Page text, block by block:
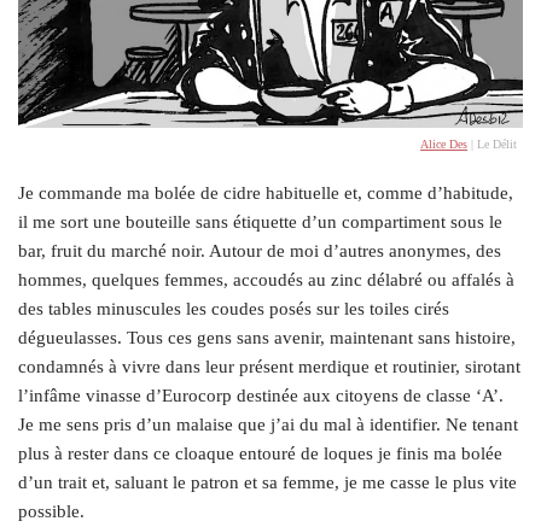
Alice Des | Le Délit
Je commande ma bolée de cidre habituelle et, comme d’habitude,
il me sort une bouteille sans étiquette d’un compartiment sous le
bar, fruit du marché noir. Autour de moi d’autres anonymes, des
hommes, quelques femmes, accoudés au zinc délabré ou affalés à
des tables minuscules les coudes posés sur les toiles cirés
dégueulasses. Tous ces gens sans avenir, maintenant sans histoire,
condamnés à vivre dans leur présent merdique et routinier, sirotant
l’infâme vinasse d’Eurocorp destinée aux citoyens de classe ‘A’.
Je me sens pris d’un malaise que j’ai du mal à identifier. Ne tenant
plus à rester dans ce cloaque entouré de loques je finis ma bolée
d’un trait et, saluant le patron et sa femme, je me casse le plus vite
possible.